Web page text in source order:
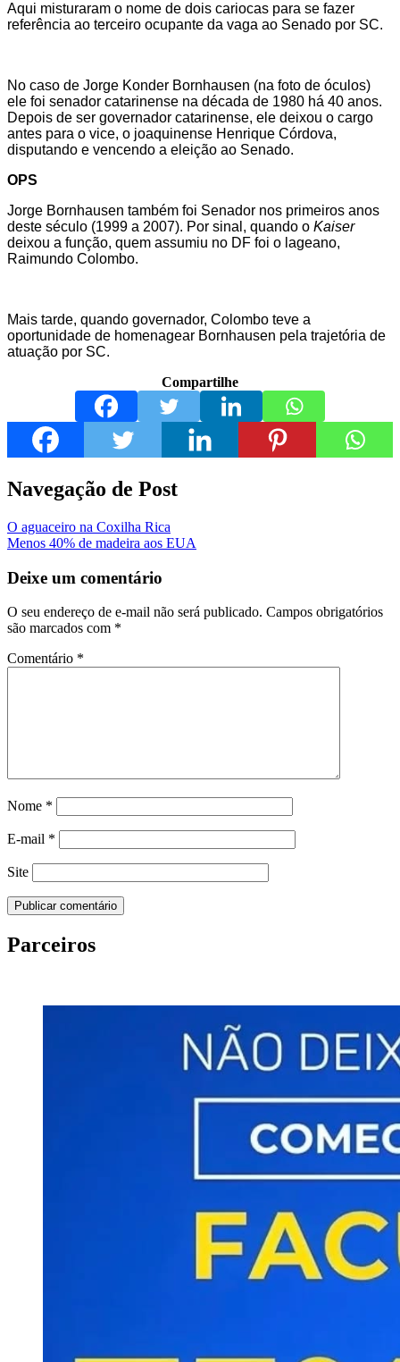
Aqui misturaram o nome de dois cariocas para se fazer
referência ao terceiro ocupante da vaga ao Senado por SC.
No caso de Jorge Konder Bornhausen (na foto de óculos)
ele foi senador catarinense na década de 1980 há 40 anos.
Depois de ser governador catarinense, ele deixou o cargo
antes para o vice, o joaquinense Henrique Córdova,
disputando e vencendo a eleição ao Senado.
OPS
Jorge Bornhausen também foi Senador nos primeiros anos
deste século (1999 a 2007). Por sinal, quando o Kaiser
deixou a função, quem assumiu no DF foi o lageano,
Raimundo Colombo.
Mais tarde, quando governador, Colombo teve a
oportunidade de homenagear Bornhausen pela trajetória de
atuação por SC.
Compartilhe
Navegação de Post
O aguaceiro na Coxilha Rica
Menos 40% de madeira aos EUA
Deixe um comentário
O seu endereço de e-mail não será publicado. Campos obrigatórios
são marcados com *
Comentário *
Nome *
E-mail *
Site
Parceiros